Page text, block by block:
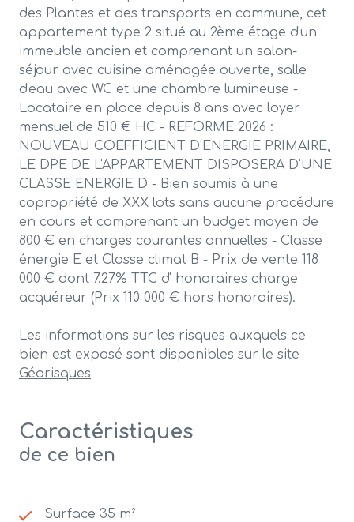
des Plantes et des transports en commune, cet
appartement type 2 situé au 2ème étage d'un
immeuble ancien et comprenant un salon-
séjour avec cuisine aménagée ouverte, salle
d'eau avec WC et une chambre lumineuse -
Locataire en place depuis 8 ans avec loyer
mensuel de 510 € HC - REFORME 2026 :
NOUVEAU COEFFICIENT D'ENERGIE PRIMAIRE,
LE DPE DE L'APPARTEMENT DISPOSERA D'UNE
CLASSE ENERGIE D - Bien soumis à une
copropriété de XXX lots sans aucune procédure
en cours et comprenant un budget moyen de
800 € en charges courantes annuelles - Classe
énergie E et Classe climat B - Prix de vente 118
000 € dont 7.27% TTC d' honoraires charge
acquéreur (Prix 110 000 € hors honoraires).
Les informations sur les risques auxquels ce
bien est exposé sont disponibles sur le site
Géorisques
Caractéristiques
de ce bien
Surface 35 m²